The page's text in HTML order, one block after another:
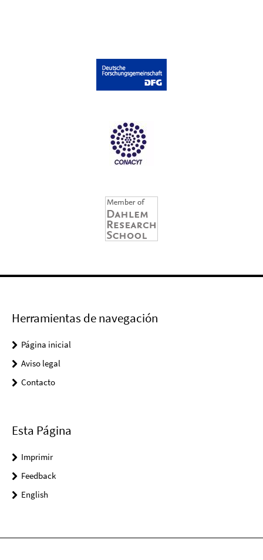
Herramientas de navegación
Página inicial
Aviso legal
Contacto
Esta Página
Imprimir
Feedback
English